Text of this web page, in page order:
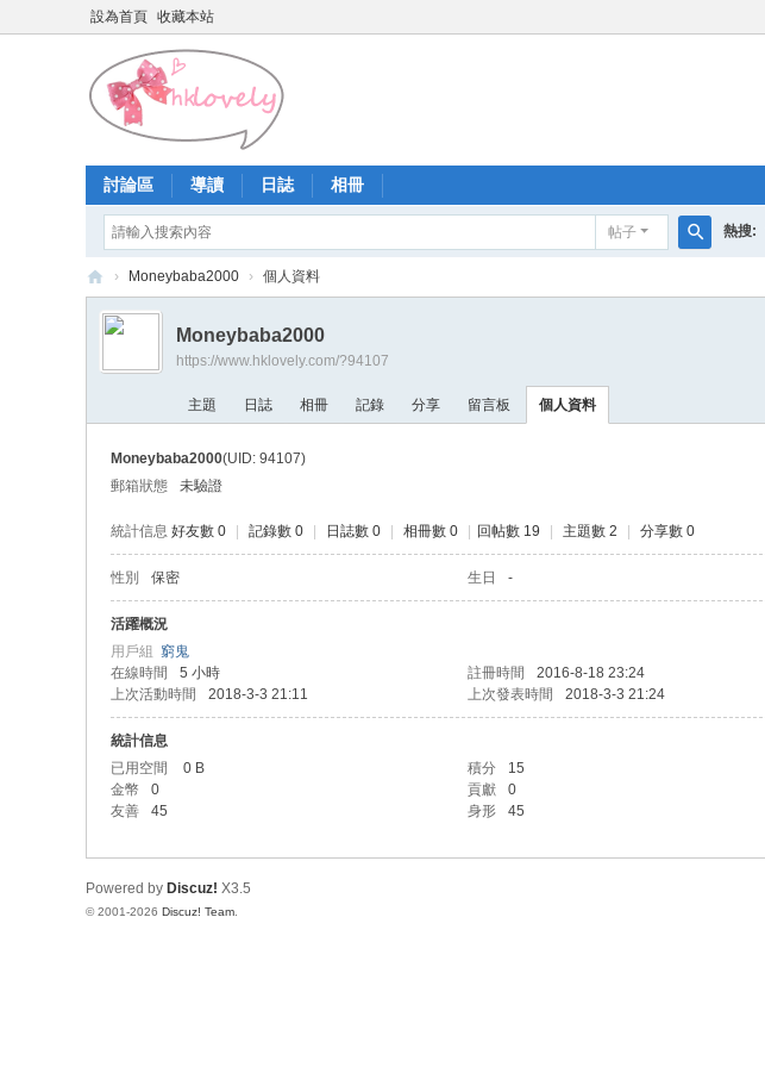
設為首頁 收藏本站
討論區 導讀 日誌 相冊
帖子
索
熱搜:
香
少
› Moneybaba2000 › 個人資料
Moneybaba2000
https://www.hklovely.com/?94107
主題 日誌 相冊 記錄 分享 留言板 個人資料
Moneybaba2000(UID: 94107)
郵箱狀態
未驗證
統計信息 好友數 0 記錄數 0 日誌數 0 相冊數 0 回帖數 19 主題數 2 分享數 0
性別 保密 生日 -
活躍概況
用戶組 窮鬼
在線時間
5 小時 註冊時間 2016-8-18 23:24
上次活動時間
2018-3-3 21:11 上次發表時間 2018-3-3 21:24
統計信息
已用空間
0 B 積分 15
金幣
0 貢獻 0
友善
45 身形 45
Powered by Discuz! X3.5
© 2001-2026 Discuz! Team